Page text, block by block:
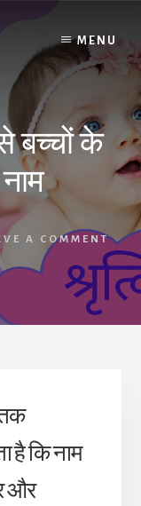
MENU
बच्चों के
A COMMENT
तक
है कि नाम
और